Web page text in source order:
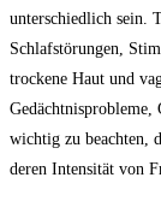
unterschiedlich sein.
Schlafstörungen,
trockene Haut und​
Gedächtnisprobleme,
wichtig zu beachten,
deren Intensität von